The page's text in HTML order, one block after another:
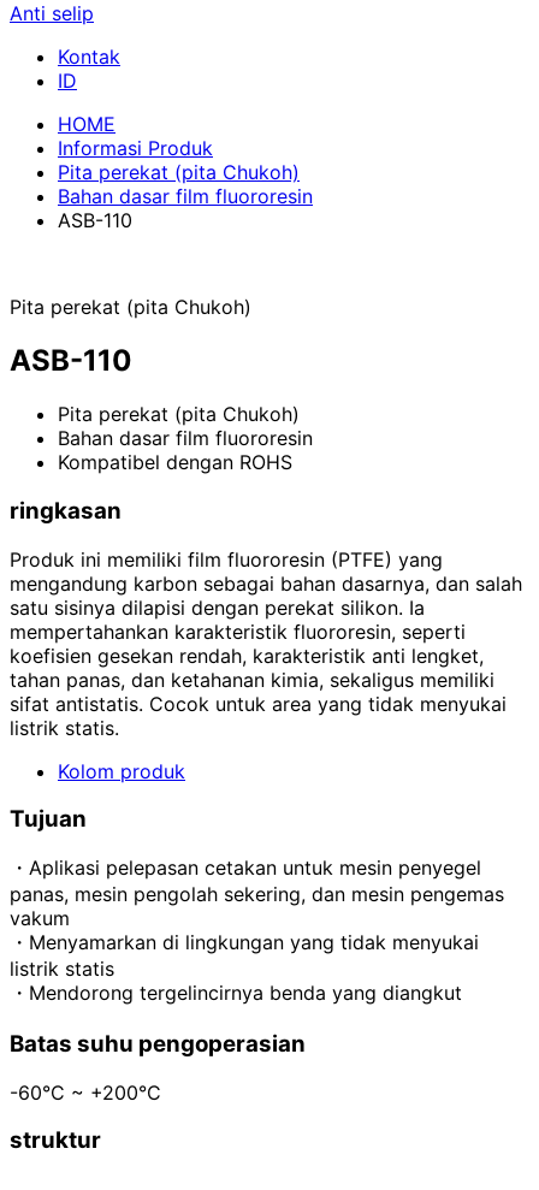
Anti selip
Kontak
HOME
Informasi Produk
Pita perekat (pita Chukoh)
Bahan dasar film fluororesin
ASB-110
Pita perekat (pita Chukoh)
ASB-110
Pita perekat (pita Chukoh)
Bahan dasar film fluororesin
Kompatibel dengan ROHS
ringkasan
Produk ini memiliki film fluororesin (PTFE) yang
mengandung karbon sebagai bahan dasarnya, dan salah
satu sisinya dilapisi dengan perekat silikon. Ia
mempertahankan karakteristik fluororesin, seperti
koefisien gesekan rendah, karakteristik anti lengket,
tahan panas, dan ketahanan kimia, sekaligus memiliki
sifat antistatis. Cocok untuk area yang tidak menyukai
listrik statis.
Kolom produk
Tujuan
・Aplikasi pelepasan cetakan untuk mesin penyegel
panas, mesin pengolah sekering, dan mesin pengemas
vakum
・Menyamarkan di lingkungan yang tidak menyukai
listrik statis
・Mendorong tergelincirnya benda yang diangkut
Batas suhu pengoperasian
-60°C ~ +200°C
struktur